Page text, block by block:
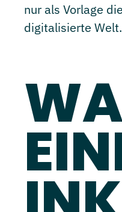
nur als Vorlage
digitalisierte Welt.